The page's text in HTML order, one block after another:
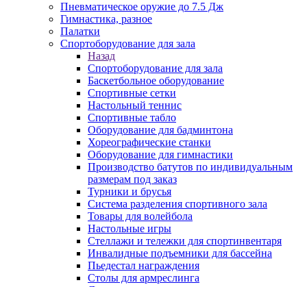
Пневматическое оружие до 7.5 Дж
Гимнастика, разное
Палатки
Спортоборудование для зала
Назад
Спортоборудование для зала
Баскетбольное оборудование
Спортивные сетки
Настольный теннис
Спортивные табло
Оборудование для бадминтона
Хореографические станки
Оборудование для гимнастики
Производство батутов по индивидуальным
размерам под заказ
Турники и брусья
Система разделения спортивного зала
Товары для волейбола
Настольные игры
Стеллажи и тележки для спортинвентаря
Инвалидные подъемники для бассейна
Пьедестал награждения
Столы для армреслинга